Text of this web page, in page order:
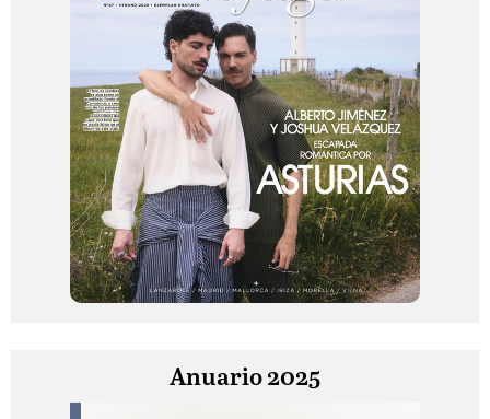
Anuario 2025